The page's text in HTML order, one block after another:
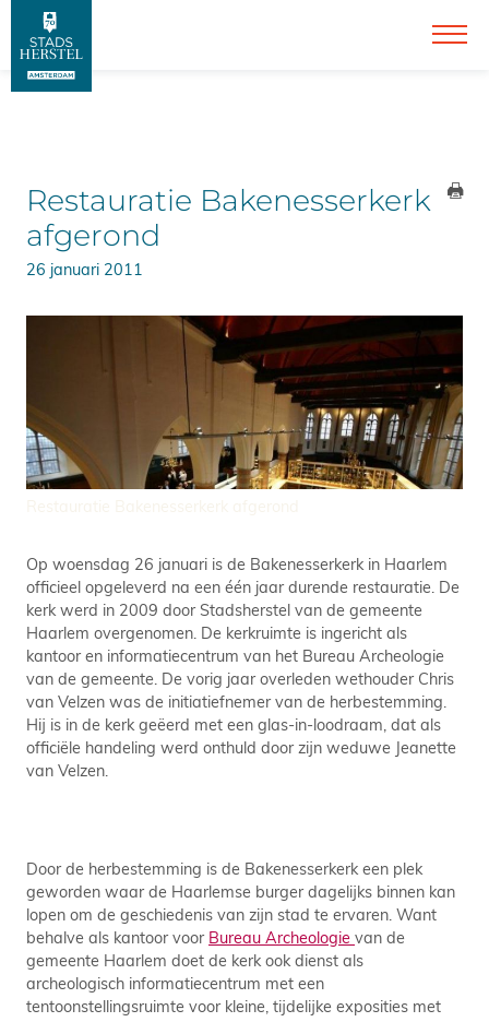
Restauratie Bakenesserkerk
afgerond
26 januari 2011
Op woensdag 26 januari is de Bakenesserkerk in Haarlem
officieel opgeleverd na een één jaar durende restauratie. De
kerk werd in 2009 door Stadsherstel van de gemeente
Haarlem overgenomen. De kerkruimte is ingericht als
kantoor en informatiecentrum van het Bureau Archeologie
van de gemeente. De vorig jaar overleden wethouder Chris
van Velzen was de initiatiefnemer van de herbestemming.
Hij is in de kerk geëerd met een glas-in-loodraam, dat als
officiële handeling werd onthuld door zijn weduwe Jeanette
van Velzen.
Door de herbestemming is de Bakenesserkerk een plek
geworden waar de Haarlemse burger dagelijks binnen kan
lopen om de geschiedenis van zijn stad te ervaren. Want
behalve als kantoor voor Bureau Archeologie van de
gemeente Haarlem doet de kerk ook dienst als
archeologisch informatiecentrum met een
tentoonstellingsruimte voor kleine, tijdelijke exposities met